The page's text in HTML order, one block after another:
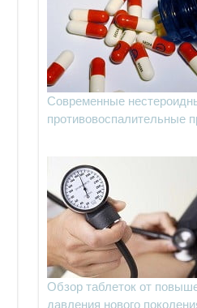
Современные
противовоспалительные
Обзор таблеток от
давления нового